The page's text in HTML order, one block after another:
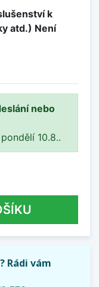
k
atd.) Není
nebo
10.8..
Rádi vám